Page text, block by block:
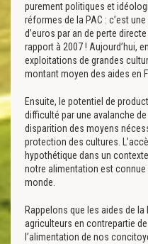
purement politiques et
réformes de la PAC : c’est
d’euros par an de perte
rapport à 2007 ! Aujourd’hui,
exploitations de grandes
montant moyen des aides en
Ensuite, le potentiel de
difficulté par une avalanche
disparition des moyens
protection des cultures.
hypothétique dans un
notre alimentation est connue
monde.
Rappelons que les aides de
agriculteurs en contrepartie
l’alimentation de nos